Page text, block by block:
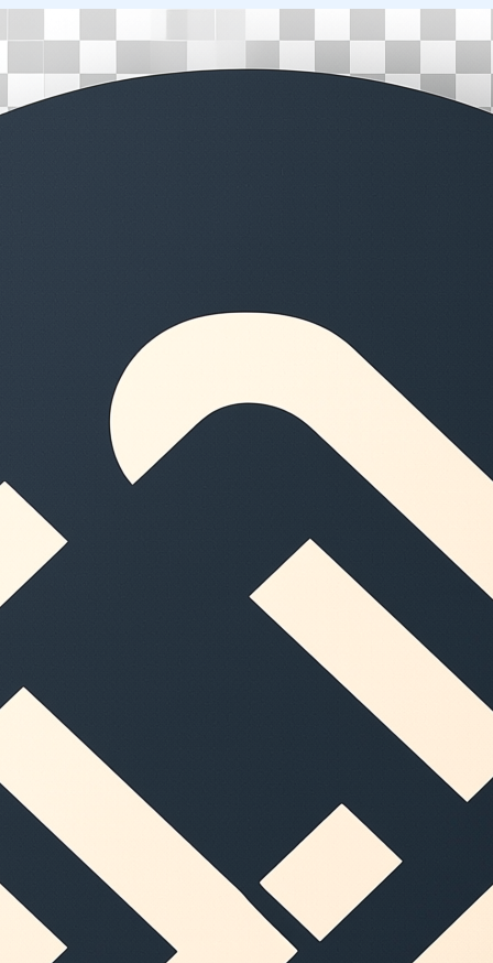
содержимому